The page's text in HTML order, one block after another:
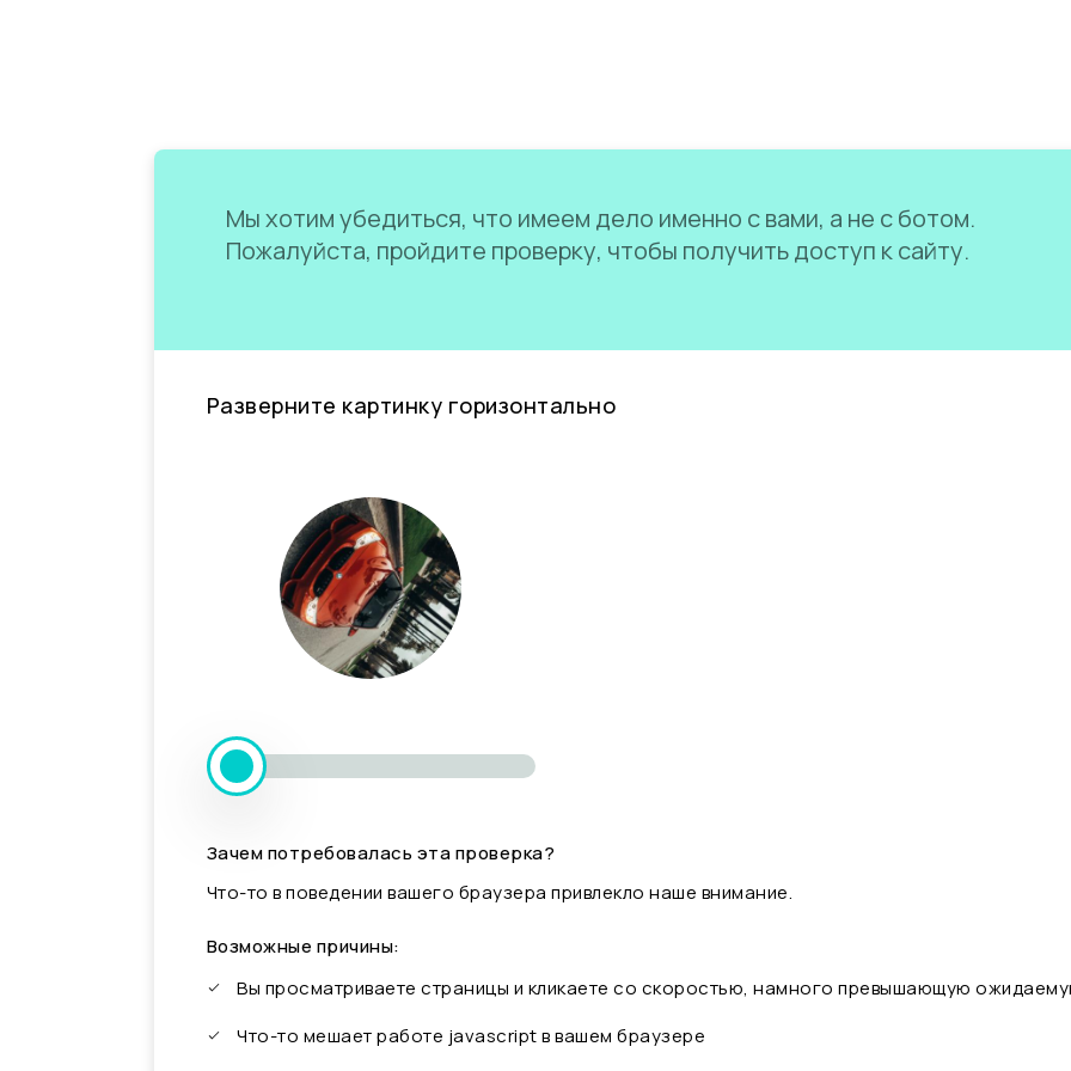
Мы хотим убедиться, что имеем дело именно с вами, а не с ботом.
Пожалуйста, пройдите проверку, чтобы получить доступ к сайту.
Разверните картинку горизонтально
Зачем потребовалась эта проверка?
Что-то в поведении вашего браузера привлекло наше внимание.
Возможные причины:
Вы просматриваете страницы и кликаете со скоростью, намного превышающую
Что-то мешает работе javascript в вашем браузере